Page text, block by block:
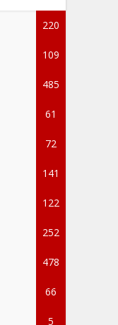
220
109
485
61
72
141
122
252
478
66
5